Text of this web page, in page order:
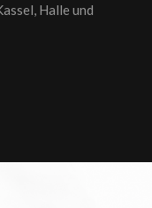
Halle und